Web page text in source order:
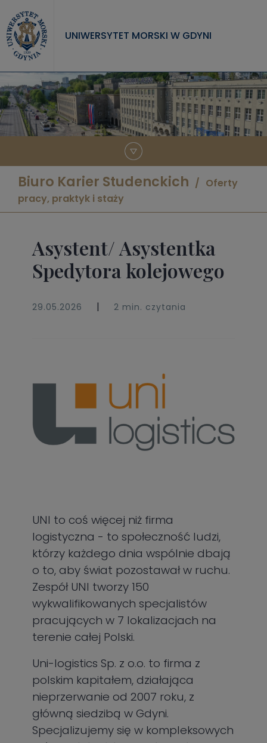
UNIWERSYTET MORSKI W GDYNI
UNIWERSYTET
STUDIA
NAUKA
Biuro Karier Studenckich
Oferty
pracy, praktyk i staży
Asystent/ Asystentka
Spedytora kolejowego
29.05.2026 | 2 min. czytania
UNI to coś więcej niż firma
logistyczna - to społeczność ludzi,
którzy każdego dnia wspólnie dbają
o to, aby świat pozostawał w ruchu.
Zespół UNI tworzy 150
wykwalifikowanych specjalistów
pracujących w 7 lokalizacjach na
terenie całej Polski.
Uni-logistics Sp. z o.o. to firma z
polskim kapitałem, działająca
nieprzerwanie od 2007 roku, z
główną siedzibą w Gdyni.
Specjalizujemy się w kompleksowych